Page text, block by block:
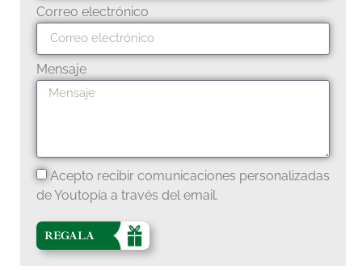
Correo electrónico
Mensaje
Acepto recibir comunicaciones personalizadas
de Youtopía a través del email.
REGALA